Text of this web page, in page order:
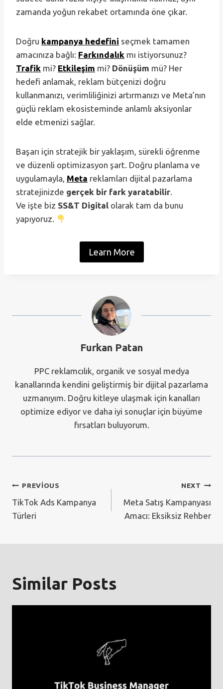
zamanda yoğun rekabet ortamında öne çıkar.
Doğru kampanya hedefini seçmek tamamen
amacınıza bağlı: Farkındalık mı istiyorsunuz?
Trafik mi? Etkileşim mi? Dönüşüm mü? Her
hedefi anlamak, reklam bütçenizi doğru
kullanmanızı, verimliliğinizi artırmanızı ve Meta’nın
güçlü reklam ekosisteminde anlamlı aksiyonlar
elde etmenizi sağlar.
Başarı için stratejik bir yaklaşım, sürekli öğrenme
ve düzenli optimizasyon şart. Doğru planlama ve
uygulamayla, Meta reklamları dijital pazarlama
stratejinizde gerçek bir fark yaratabilir.
Ve işte biz SS&T Digital olarak tam da bunu
yapıyoruz.
Learn More
Furkan Patan
PPC reklamcılık, organik ve sosyal medya
kanallarında kendini geliştirmiş bir dijital pazarlama
uzmanıyım. Doğru kitleye ulaşmak için kanalları
optimize ediyor ve daha iyi sonuçlar için büyüme
fırsatları buluyorum.
Yazı
gezinmesi
PREVIOUS
TikTok Ads Kampanya
Türleri
NEXT
Meta Satış Kampanyası
Amacı: Eksiksiz Rehber
Similar Posts